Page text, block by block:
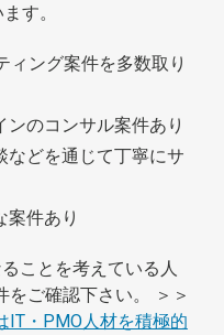
す。
ング案件を多数取り
のコンサル案件あり
などを通じて丁寧にサ
案件あり
ことを考えている人
をご確認下さい。 ＞＞
IT・PMO人材を積極的